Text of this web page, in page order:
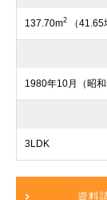
137.70m2 （41.65
1980年10月（昭和
3LDK
資料